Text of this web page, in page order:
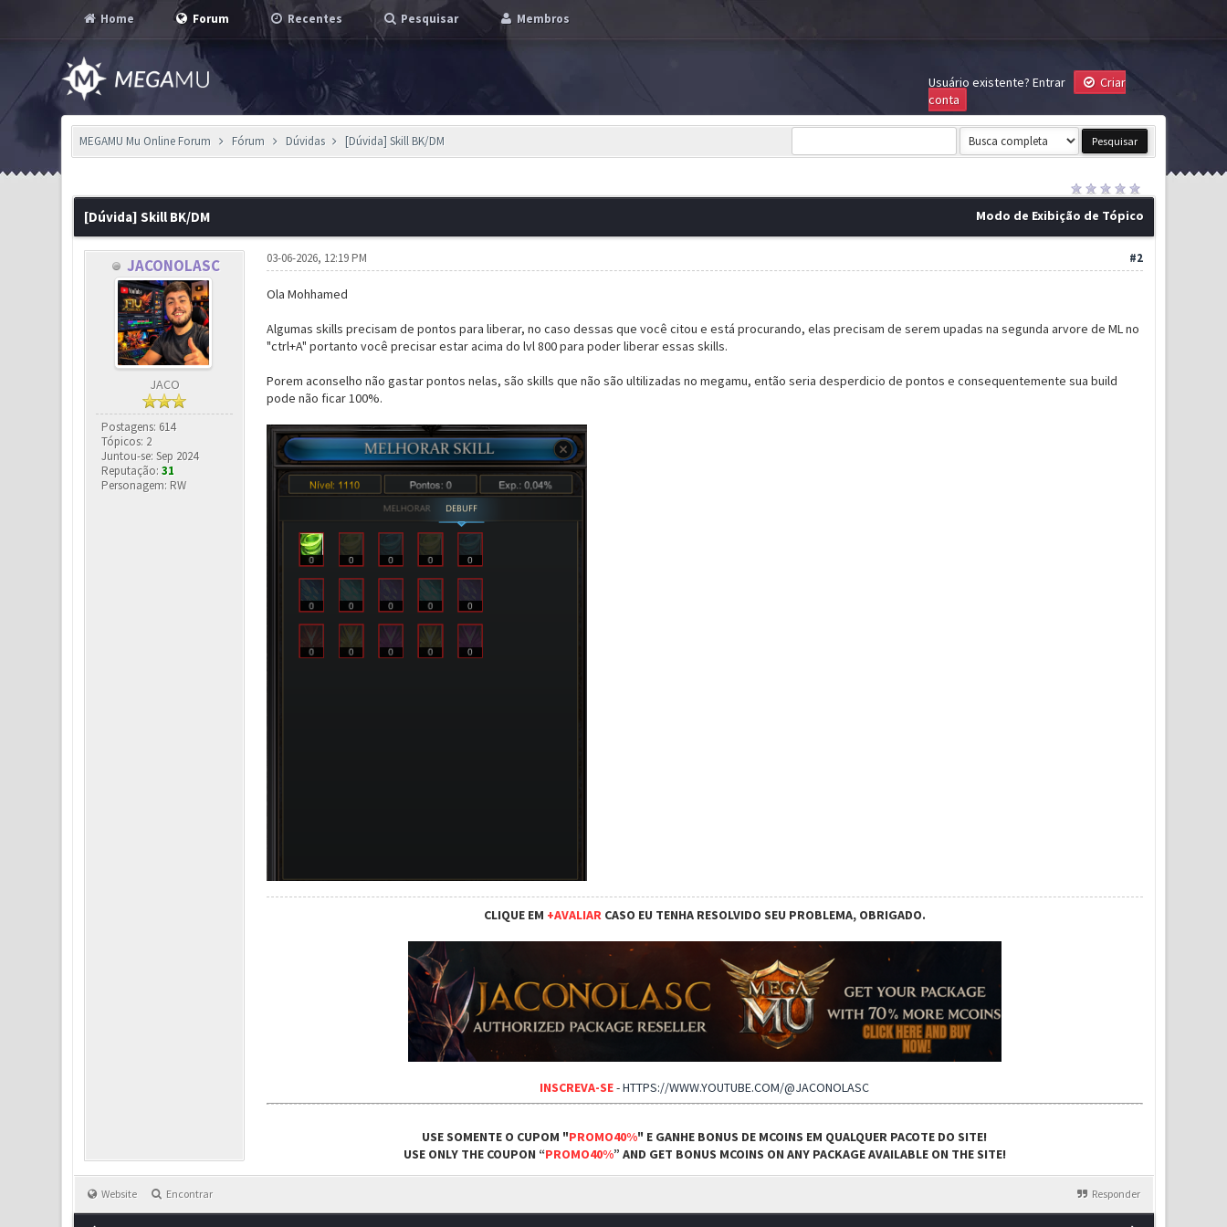
Home Forum Recentes Pesquisar Membros
Usuário existente? Entrar
Criar
conta
MEGAMU Mu Online Forum Fórum Dúvidas [Dúvida] Skill BK/DM
Modo de Exibição de Tópico
[Dúvida] Skill BK/DM
JACONOLASC
JACO
Postagens: 614
Tópicos: 2
Juntou-se: Sep 2024
Reputação:31
Personagem: RW
#2
03-06-2026, 12:19 PM
Ola Mohhamed
Algumas skills precisam de pontos para liberar, no caso dessas que você citou e está procurando, elas precisam de serem upadas na segunda arvore de ML no
"ctrl+A" portanto você precisar estar acima do lvl 800 para poder liberar essas skills.
Porem aconselho não gastar pontos nelas, são skills que não são ultilizadas no megamu, então seria desperdicio de pontos e consequentemente sua build
pode não ficar 100%.
CLIQUE EM +AVALIARCASO EU TENHA RESOLVIDO SEU PROBLEMA, OBRIGADO.
INSCREVA-SE-HTTPS://WWW.YOUTUBE.COM/@JACONOLASC
USE SOMENTE O CUPOM "PROMO40%" E GANHE BONUS DE MCOINS EM QUALQUER PACOTE DO SITE!
USE ONLY THE COUPON “PROMO40%” AND GET BONUS MCOINS ON ANY PACKAGE AVAILABLE ON THE SITE!
Website Encontrar Responder